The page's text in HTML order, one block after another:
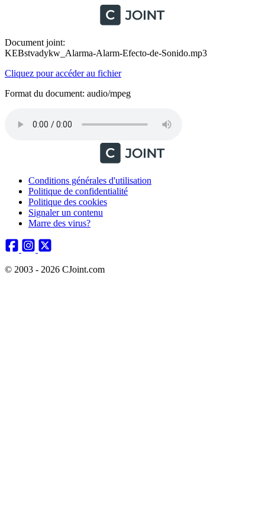
Document joint:
KEBstvadykw_Alarma-Alarm-Efecto-de-Sonido.mp3
Cliquez pour accéder au fichier
Format du document: audio/mpeg
Conditions générales d'utilisation
Politique de confidentialité
Politique des cookies
Signaler un contenu
Marre des virus?
© 2003 - 2026 CJoint.com